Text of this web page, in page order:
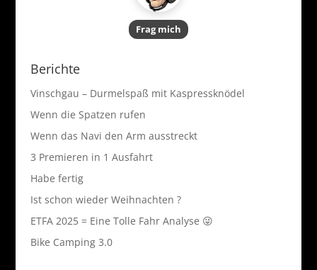
Frag mich
Berichte
Vinschgau – Durmelspaß mit Kaspressknödel
Wenn die Spatzen rufen
Wenn das Navi den Arm ausstreckt
3 Premieren in 1 Ausfahrt
Habe fertig
Ist schon wieder Weihnachten ?
ETFA 2025 = Eine Tolle Fahr Analyse 😜
Bike Camping 3.0